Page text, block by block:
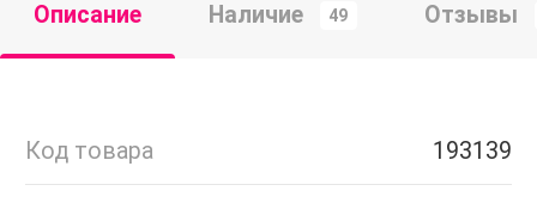
Описание Наличие 49 Отзывы
Код товара 193139